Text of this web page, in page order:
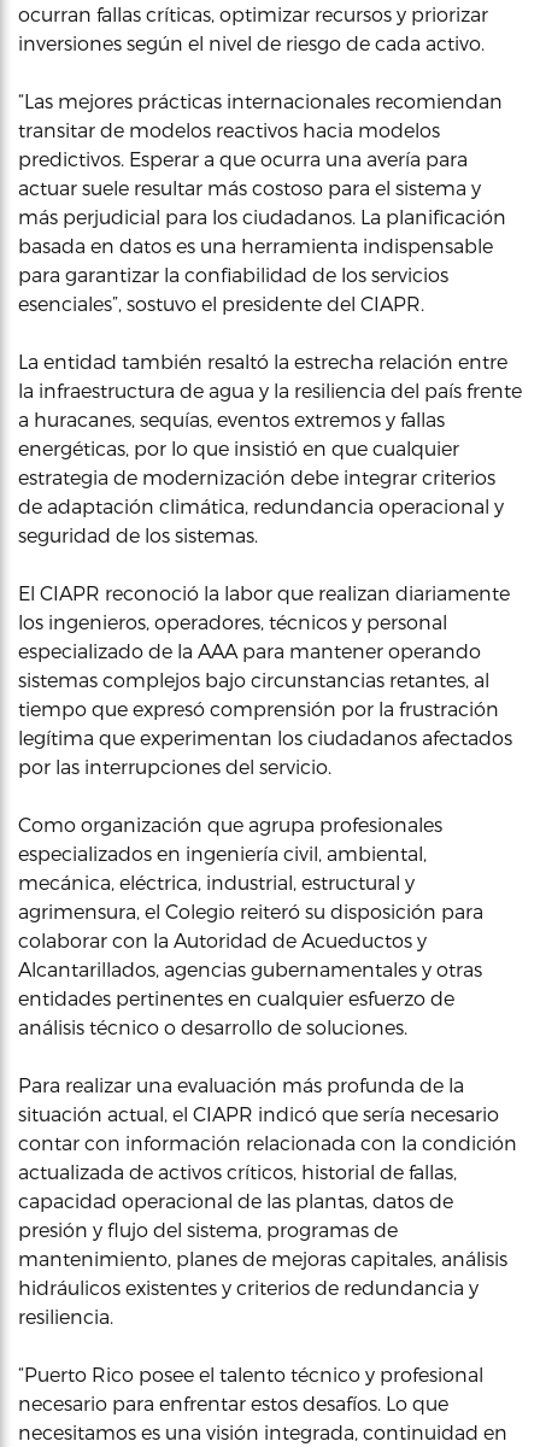
ocurran fallas críticas, optimizar recursos y priorizar
inversiones según el nivel de riesgo de cada activo.
“Las mejores prácticas internacionales recomiendan
transitar de modelos reactivos hacia modelos
predictivos. Esperar a que ocurra una avería para
actuar suele resultar más costoso para el sistema y
más perjudicial para los ciudadanos. La planificación
basada en datos es una herramienta indispensable
para garantizar la confiabilidad de los servicios
esenciales”, sostuvo el presidente del CIAPR.
La entidad también resaltó la estrecha relación entre
la infraestructura de agua y la resiliencia del país frente
a huracanes, sequías, eventos extremos y fallas
energéticas, por lo que insistió en que cualquier
estrategia de modernización debe integrar criterios
de adaptación climática, redundancia operacional y
seguridad de los sistemas.
El CIAPR reconoció la labor que realizan diariamente
los ingenieros, operadores, técnicos y personal
especializado de la AAA para mantener operando
sistemas complejos bajo circunstancias retantes, al
tiempo que expresó comprensión por la frustración
legítima que experimentan los ciudadanos afectados
por las interrupciones del servicio.
Como organización que agrupa profesionales
especializados en ingeniería civil, ambiental,
mecánica, eléctrica, industrial, estructural y
agrimensura, el Colegio reiteró su disposición para
colaborar con la Autoridad de Acueductos y
Alcantarillados, agencias gubernamentales y otras
entidades pertinentes en cualquier esfuerzo de
análisis técnico o desarrollo de soluciones.
Para realizar una evaluación más profunda de la
situación actual, el CIAPR indicó que sería necesario
contar con información relacionada con la condición
actualizada de activos críticos, historial de fallas,
capacidad operacional de las plantas, datos de
presión y flujo del sistema, programas de
mantenimiento, planes de mejoras capitales, análisis
hidráulicos existentes y criterios de redundancia y
resiliencia.
“Puerto Rico posee el talento técnico y profesional
necesario para enfrentar estos desafíos. Lo que
necesitamos es una visión integrada, continuidad en